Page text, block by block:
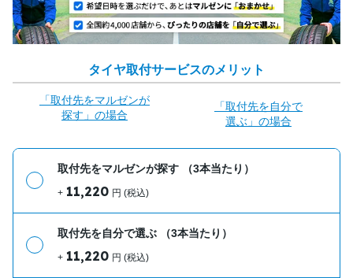
タイヤ取付サービスのメリット
「取付先をマルゼンが
探す」の場合
「取付先を自分で
選ぶ」の場合
取付先をマルゼンが探す （3本当たり）
+ 11,220 円 (税込)
取付先を自分で選ぶ （3本当たり）
+ 11,220 円 (税込)